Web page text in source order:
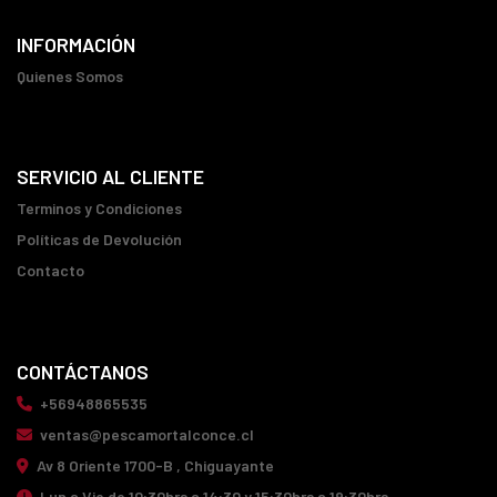
INFORMACIÓN
Quienes Somos
SERVICIO AL CLIENTE
Terminos y Condiciones
Políticas de Devolución
Contacto
CONTÁCTANOS
+56948865535
ventas@pescamortalconce.cl
Av 8 Oriente 1700-B , Chiguayante